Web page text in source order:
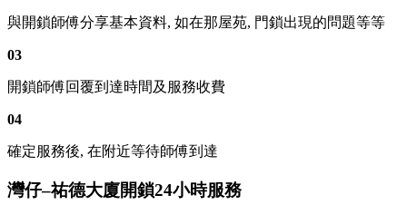
與開鎖師傅分享基本資料, 如在那屋苑, 門鎖出現的問題等等
03
開鎖師傅回覆到達時間及服務收費
04
確定服務後, 在附近等待師傅到達
灣仔–祐德大廈開鎖24小時服務